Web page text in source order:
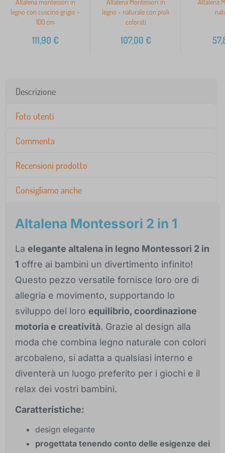
Altalena montessori in
legno con cuscino grigio -
100 cm
111,90 €
Altalena Montessori in
legno - naturale con pioli
colorati
107,00 €
Altalena
Descrizione
Foto utenti
Commenta
Recensioni prodotto
Consigliamo anche
Altalena Montessori 2 in 1
La elegante altalena in legno Montessori 2 in
1 offre ai bambini un divertimento infinito!
Questo pezzo versatile fornisce loro ore di
allegria e movimento, supportando lo
sviluppo del loro equilibrio, coordinazione
motoria e creatività. Grazie al design alla
moda che combina legno naturale con colori
arcobaleno, si adatta a qualsiasi interno e
diventerà un luogo preferito per i giochi e il
relax dei vostri bambini.
Caratteristiche:
design elegante
progettata tenendo conto delle esigenze dei